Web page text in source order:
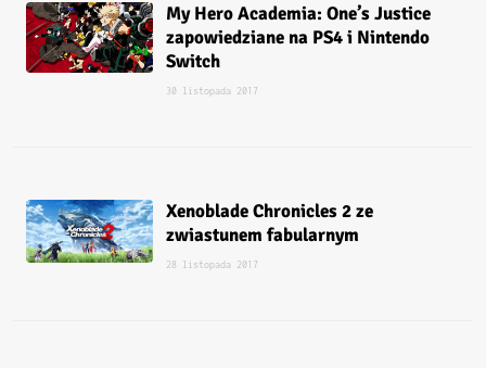
My Hero Academia: One’s Justice
zapowiedziane na PS4 i Nintendo
Switch
30 listopada 2017
Xenoblade Chronicles 2 ze
zwiastunem fabularnym
28 listopada 2017